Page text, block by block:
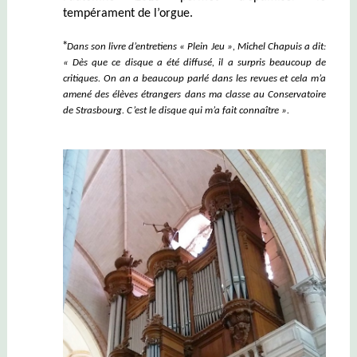
tempérament de l’orgue.
*Dans son livre d’entretiens « Plein Jeu », Michel Chapuis a dit:
« Dès que ce disque a étédiffusé, il a surpris beaucoup de
critiques. On an a beaucoup parlé dans les revues et cela m’a
amené des élèves étrangers dans ma classe au Conservatoire
de Strasbourg. C’est le disque qui m’a fait connaître ».